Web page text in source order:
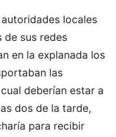
locales
de sus redes
en la explanada los
las
deberían estar a
dos de la tarde,
para recibir